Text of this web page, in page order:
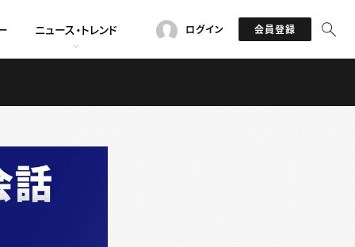
ニュース・トレンド ログイン 会員登録